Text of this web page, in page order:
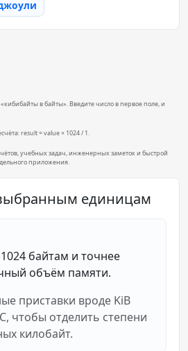
в байты». Введите число в первое поле, и
result = value × 1024 / 1.
учебных задач, инженерных заметок и быстрой
приложения.
единицам
байтам и точнее
объём памяти.
приставки вроде KiB
чтобы отделить степени
килобайт.